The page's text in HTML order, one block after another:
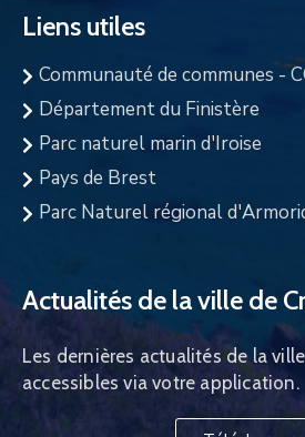
Liens utiles
Communauté de communes -
Département du Finistère
Parc naturel marin d'Iroise
Pays de Brest
Parc Naturel régional
Actualités de la ville de
Les dernières actualités de la
accessibles via votre application.